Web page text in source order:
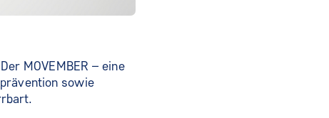
MOVEMBER – eine
sowie